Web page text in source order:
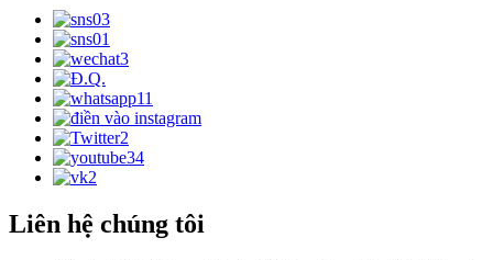
Liên hệ chúng tôi